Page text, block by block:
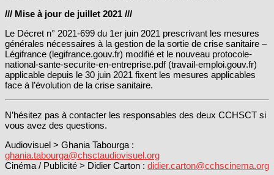
/// Mise à jour de juillet 2021 ///
Le Décret n° 2021-699 du 1er juin 2021 prescrivant les mesures
générales nécessaires à la gestion de la sortie de crise sanitaire –
Légifrance (legifrance.gouv.fr) modifié et le nouveau protocole-
national-sante-securite-en-entreprise.pdf (travail-emploi.gouv.fr)
applicable depuis le 30 juin 2021 fixent les mesures applicables
face à l’évolution de la crise sanitaire.
N’hésitez pas à contacter les responsables des deux CCHSCT si
vous avez des questions.
Audiovisuel > Ghania Tabourga :
ghania.tabourga@chsctaudiovisuel.org
Cinéma / Publicité > Didier Carton : didier.carton@cchscinema.org